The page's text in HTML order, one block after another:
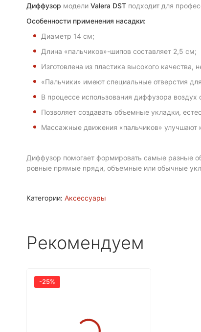
Диффузор модели Valera DSTподходит для
Особенности применения насадки:
Диаметр 14 см;
Длина «пальчиков»-шипов составляет 2,5 см;
Изготовлена из пластика высокого качества,
«Пальчики» имеют специальные отверстия
В процессе использования диффузора
Позволяет создавать объемные укладки,
Массажные движения «пальчиков» улучшают
Диффузор помогает формировать самые разные
ровные прямые пряди, объемные или обычные
Категории: Аксессуары
Рекомендуем
-25%